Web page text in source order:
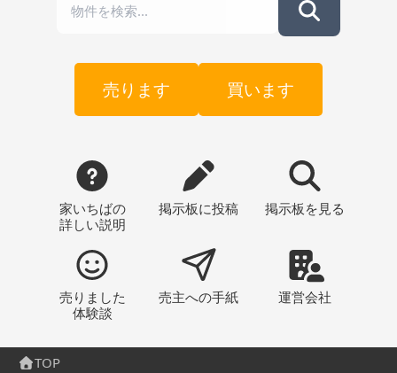
売ります 買います
家いちばの
詳しい説明
掲示板に投稿 掲示板 を見る
売りました
体験談
売主への手紙 運営会社
TOP